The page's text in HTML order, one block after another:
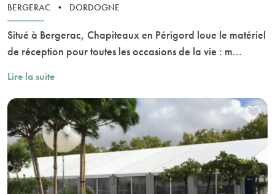
BERGERAC • DORDOGNE
Situé à Bergerac, Chapiteaux en Périgord loue le matériel
de réception pour toutes les occasions de la vie : m...
Lire la suite